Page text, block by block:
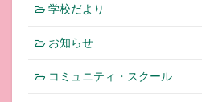
学校だより
お知らせ
コミュニティ・スクール